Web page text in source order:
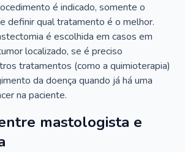
é indicado, somente o
definir qual tratamento é o melhor.
é escolhida em casos em
localizado, se é preciso
tratamentos (como a quimioterapia)
da doença quando já há uma
na paciente.
mastologista e